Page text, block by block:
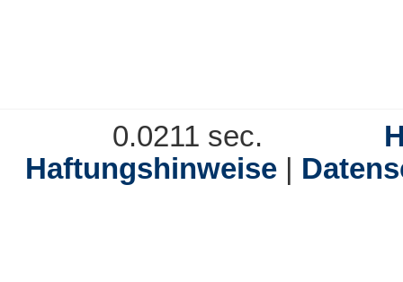
0.0211 sec.
Haftungshinweise|